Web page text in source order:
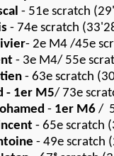
- 51e scratch
- 74e scratch
- 2e M4 /45e
- 3e M4/ 55e
- 63e scratch
- 1er M5/ 73e
- 1er M6 /
- 65e scratch
- 49e scratch